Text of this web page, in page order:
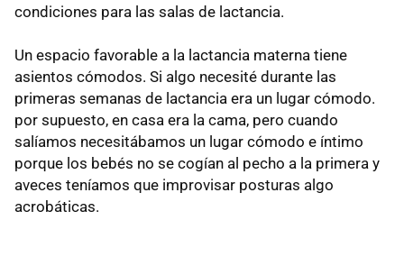
condiciones para las salas de lactancia.
Un espacio favorable a la lactancia materna tiene
asientos cómodos. Si algo necesité durante las
primeras semanas de lactancia era un lugar cómodo.
por supuesto, en casa era la cama, pero cuando
salíamos necesitábamos un lugar cómodo e íntimo
porque los bebés no se cogían al pecho a la primera y
aveces teníamos que improvisar posturas algo
acrobáticas.